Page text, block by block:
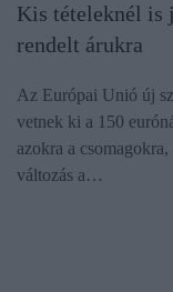
Kis tételeknél is
rendelt árukra
Az Európai Unió új
vetnek ki a 150
azokra a
változás a…